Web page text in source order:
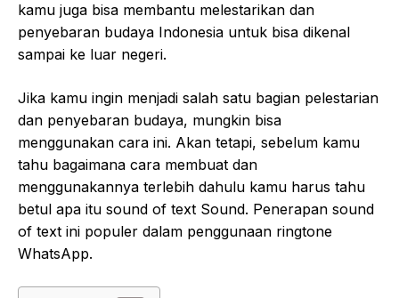
kamu juga bisa membantu melestarikan dan
penyebaran budaya Indonesia untuk bisa dikenal
sampai ke luar negeri.
Jika kamu ingin menjadi salah satu bagian pelestarian
dan penyebaran budaya, mungkin bisa
menggunakan cara ini. Akan tetapi, sebelum kamu
tahu bagaimana cara membuat dan
menggunakannya terlebih dahulu kamu harus tahu
betul apa itu sound of text Sound. Penerapan sound
of text ini populer dalam penggunaan ringtone
WhatsApp.